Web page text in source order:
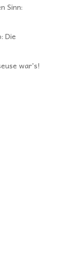
Sinn:
Die
war’s!